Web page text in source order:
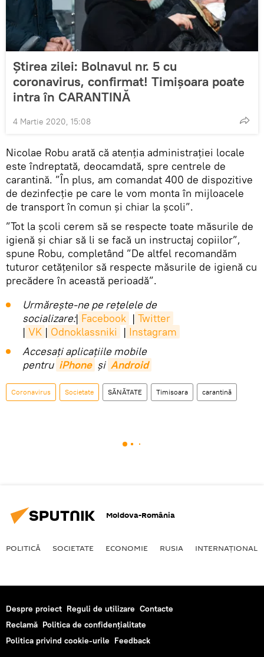
Știrea zilei: Bolnavul nr. 5 cu
coronavirus, confirmat! Timișoara poate
intra în CARANTINĂ
4 Martie 2020, 15:08
Nicolae Robu arată că atenția administrației locale
este îndreptată, deocamdată, spre centrele de
carantină. ”În plus, am comandat 400 de dispozitive
de dezinfecție pe care le vom monta în mijloacele
de transport în comun și chiar la școli”.
”Tot la școli cerem să se respecte toate măsurile de
igienă și chiar să li se facă un instructaj copiilor”,
spune Robu, completând ”De altfel recomandăm
tuturor cetățenilor să respecte măsurile de igienă cu
precădere în această perioadă”.
Urmărește-ne pe rețelele de
socializare:| Facebook | Twitter
| VK | Odnoklassniki | Instagram
Accesaţi aplicaţiile mobile
pentru iPhone și Android
Coronavirus Societate SĂNĂTATE Timisoara carantină
Moldova-România
POLITICĂ SOCIETATE ECONOMIE RUSIA INTERNAŢIONAL
Despre proiect Reguli de utilizare Contacte
Reclamă Politica de confidențialitate
Politica privind cookie-urile Feedback